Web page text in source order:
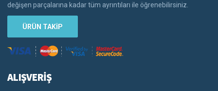
değişen parçalarına kadar tüm ayrıntıları ile öğrenebilirsiniz.
ÜRÜN TAKİP
ALIŞVERİŞ